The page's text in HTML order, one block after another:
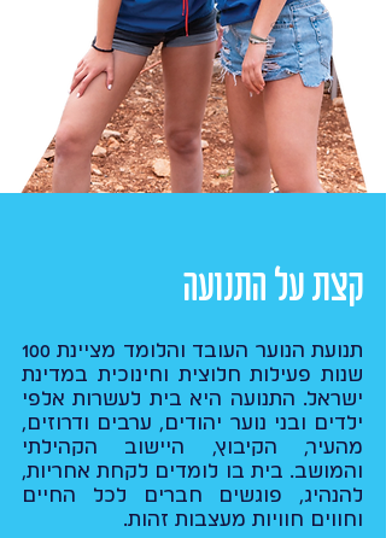
קצת על התנועה
תנועת הנוער העובד והלומד מציינת 100
שנות פעילות חלוצית וחינוכית במדינת
ישראל. התנועה היא בית לעשרות אלפי
ילדים ובני נוער יהודים, ערבים ודרוזים,
מהעיר, הקיבוץ, היישוב הקהילתי
והמושב. בית בו לומדים לקחת אחריות,
להנהיג, פוגשים חברים לכל החיים
וחווים חוויות מעצבות זהות.